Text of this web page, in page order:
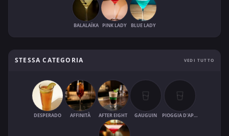
BALALAÏKA PINK LADY BLUE LADY
STESSA CATEGORIA VEDI TUTTO
DESPERADO AFFINITÀ AFTER EIGHT GAUGUIN PIOGGIA D'APRILE